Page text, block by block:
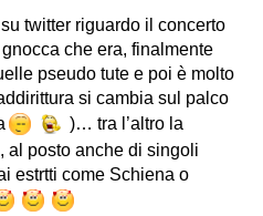
twitter riguardo il concerto
che era, finalmente
pseudo tute e poi è molto
si cambia sul palco
)… tra l’altro la
al posto anche di singoli
estrtti come Schiena o